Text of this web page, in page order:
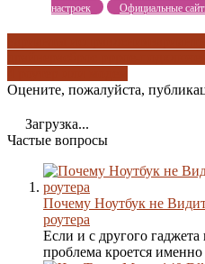
настроек
Официальные
Оцените, пожалуйста,
Загрузка...
Частые вопросы
Почему Ноутбук не
роутера
Если и с другого гаджета
проблема кроется